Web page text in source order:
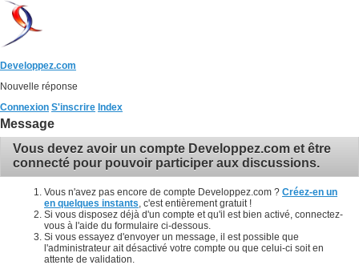
Developpez.com
Nouvelle réponse
Connexion S'inscrire Index
Message
Vous devez avoir un compte Developpez.com et être
connecté pour pouvoir participer aux discussions.
Vous n'avez pas encore de compte Developpez.com ? Créez-en un
en quelques instants , c'est entièrement gratuit !
Si vous disposez déjà d'un compte et qu'il est bien activé, connectez-
vous à l'aide du formulaire ci-dessous.
Si vous essayez d'envoyer un message, il est possible que
l'administrateur ait désactivé votre compte ou que celui-ci soit en
attente de validation.